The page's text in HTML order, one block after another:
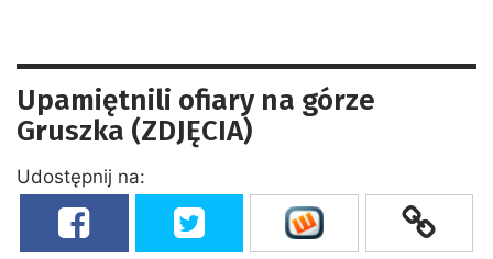
Upamiętnili ofiary na górze
Gruszka (ZDJĘCIA)
Udostępnij na: